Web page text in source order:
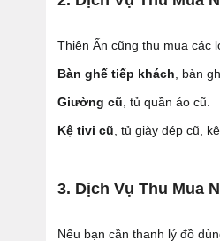
Thiên Ấn cũng thu mua các
Bàn ghế tiếp khách , bàn
Giường cũ , tủ quần áo cũ.
Kệ tivi cũ , tủ giày dép cũ,
3. Dịch Vụ Thu Mua
Nếu bạn cần thanh lý đồ